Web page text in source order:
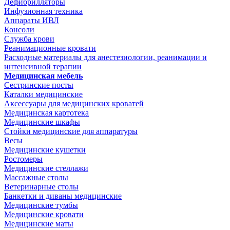
Дефибрилляторы
Инфузионная техника
Аппараты ИВЛ
Консоли
Служба крови
Реанимационные кровати
Расходные материалы для анестезиологии, реанимации и
интенсивной терапии
Медицинская мебель
Сестринские посты
Каталки медицинские
Аксессуары для медицинских кроватей
Медицинская картотека
Медицинские шкафы
Стойки медицинские для аппаратуры
Весы
Медицинские кушетки
Ростомеры
Медицинские стеллажи
Массажные столы
Ветеринарные столы
Банкетки и диваны медицинские
Медицинские тумбы
Медицинские кровати
Медицинские маты